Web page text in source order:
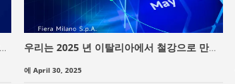
우리는 2025 년 이탈리아에서 철강으로 만들
에 April 30, 2025